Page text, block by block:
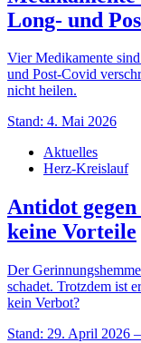
Long- und
Vier Medikamente
und Post-Covid
nicht heilen.
Stand: 4. Mai 2026
Aktuelles
Herz-Kreislauf
Antidot
keine Vorteile
Der
schadet. Trotzdem ist
kein Verbot?
Stand: 29. April 2026